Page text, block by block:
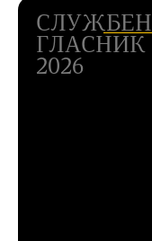
СЛУЖБЕН
ГЛАСНИК
2026